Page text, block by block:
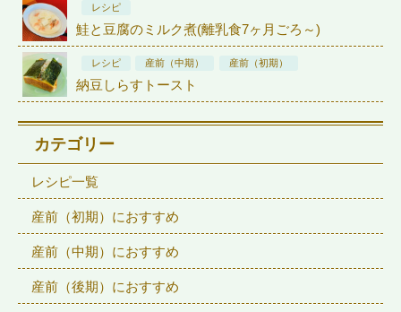
レシピ
鮭と豆腐のミルク煮(離乳食7ヶ月ごろ～)
レシピ 産前（中期） 産前（初期）
納豆しらすトースト
カテゴリー
レシピ一覧
産前（初期）におすすめ
産前（中期）におすすめ
産前（後期）におすすめ